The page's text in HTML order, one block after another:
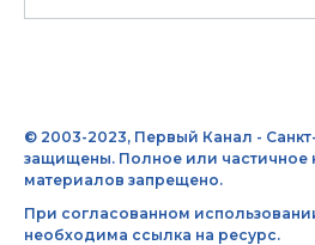
© 2003-2023, Первый Канал -
защищены. Полное или частичное
материалов запрещено.
При согласованном
необходима ссылка на ресурс.